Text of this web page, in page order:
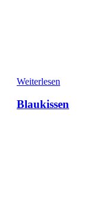
Weiterlesen
Blaukissen